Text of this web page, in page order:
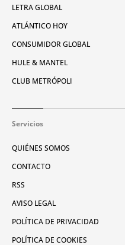
LETRA GLOBAL
ATLÁNTICO HOY
CONSUMIDOR GLOBAL
HULE & MANTEL
CLUB METRÓPOLI
Servicios
QUIÉNES SOMOS
CONTACTO
RSS
AVISO LEGAL
POLÍTICA DE PRIVACIDAD
POLÍTICA DE COOKIES